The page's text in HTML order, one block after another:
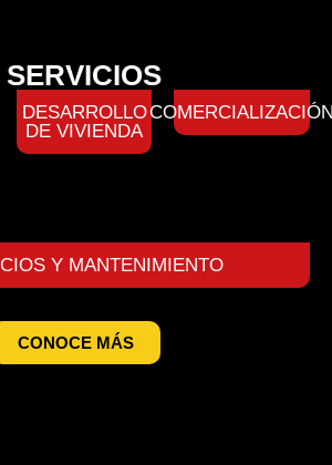
SERVICIOS
DESARROLLO
DE VIVIENDA
Y MANTENIMIENTO
CONOCE MÁS